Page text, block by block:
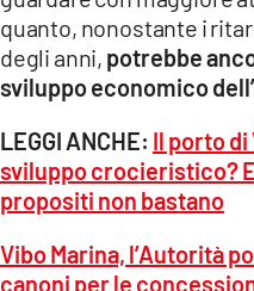
quanto, nonostante i
degli anni, potrebbe
sviluppo economico
LEGGI ANCHE: Il porto di
sviluppo crocieristico?
propositi non bastano
Vibo Marina, l’Autorità
canoni per le